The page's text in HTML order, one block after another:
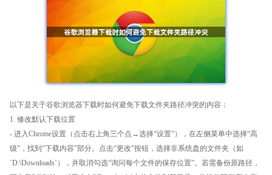
以下是关于谷歌浏览器下载时如何避免下载文件夹路径冲突的内容：
1. 修改默认下载位置
- 进入Chrome设置（点击右上角三个点→选择“设置”），在左侧菜单中选择“高
级”，找到“下载内容”部分。点击“更改”按钮，选择非系统盘的文件夹（如
`D:\Downloads`），并取消勾选“询问每个文件的保存位置”。若需备份原路径，